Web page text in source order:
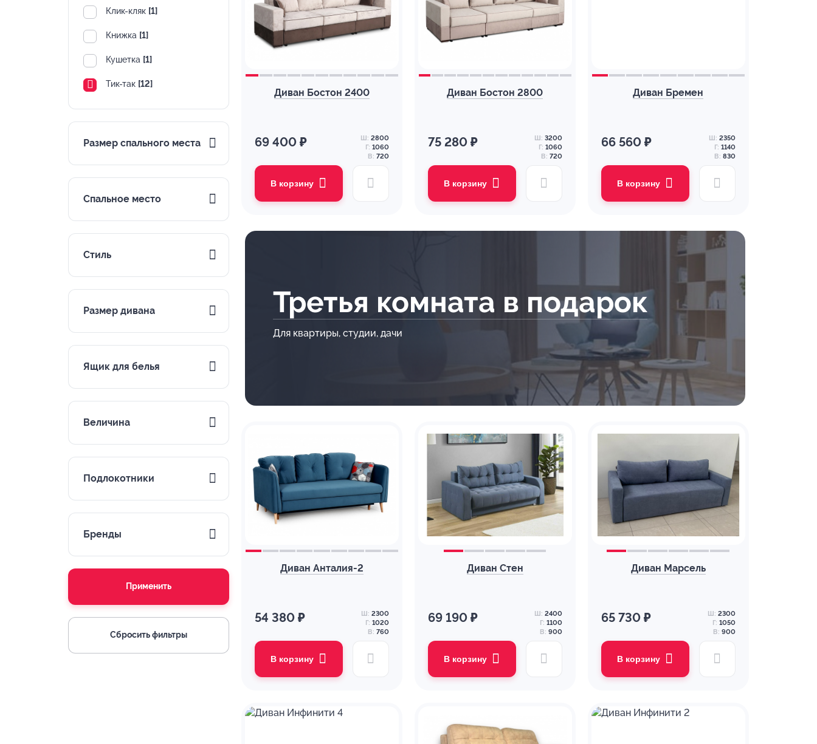
Клик-кляк [1]
Книжка [1]
Кушетка [1]
Тик-так [12]
Размер спального места
Спальное место
Стиль
Размер дивана
Ящик для белья
Величина
Подлокотники
Бренды
Применить
Сбросить фильтры
Диван Бостон 2400
69 400 ₽ Ш: 2800
Г: 1060
В: 720
В корзину
Диван Бостон 2800
75 280 ₽ Ш: 3200
Г: 1060
В: 720
В корзину
Диван Бремен
66 560 ₽ Ш: 2350
Г: 1140
В: 830
В корзину
Третья комната в подарок
Для квартиры, студии, дачи
Диван Анталия-2
54 380 ₽ Ш: 2300
Г: 1020
В: 760
В корзину
Диван Стен
69 190 ₽ Ш: 2400
Г: 1100
В: 900
В корзину
Диван Марсель
65 730 ₽ Ш: 2300
Г: 1050
В: 900
В корзину